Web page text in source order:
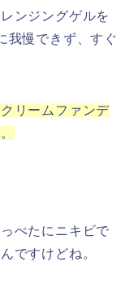
ンジングゲルを
我慢できず、すぐ
リームファンデ
ぺたにニキビで
ですけどね。